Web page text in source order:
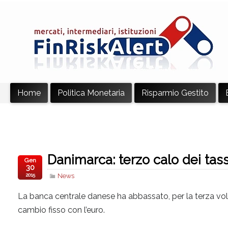
Home Politica Monetaria Risparmio Gestito
Danimarca: terzo calo dei
News
Gen
30
2015
La banca centrale danese ha abbassato, per la terza
cambio fisso con l’euro.